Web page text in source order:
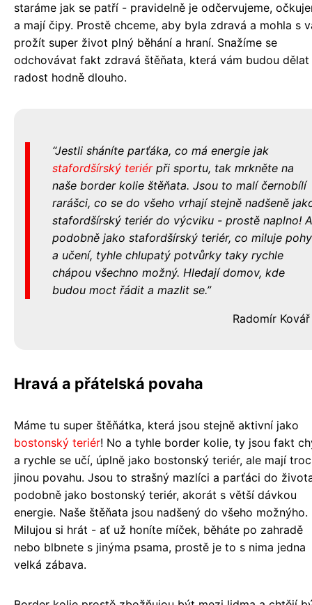
staráme jak se patří - pravidelně je odčervujeme,
a mají čipy. Prostě chceme, aby byla zdravá a mohla s
prožít super život plný běhání a hraní. Snažíme se
odchovávat fakt zdravá štěňata, která vám budou dělat
radost hodně dlouho.
Jestli sháníte parťáka, co má energie jak
stafordšírský teriérpři sportu, tak mrkněte na
naše border kolie štěňata. Jsou to malí černobílí
rarášci, co se do všeho vrhají stejně nadšeně
stafordšírský teriér do výcviku - prostě naplno! A
podobně jako stafordšírský teriér, co miluje
a učení, tyhle chlupatý potvůrky taky rychle
chápou všechno možný. Hledají domov, kde
budou moct řádit a mazlit se.
Radomír Kovář
Hravá a přátelská povaha
Máme tu super štěňátka, která jsou stejně aktivní jako
bostonský teriér! No a tyhle border kolie, ty jsou fakt
a rychle se učí, úplně jako bostonský teriér, ale mají
jinou povahu. Jsou to strašný mazlíci a parťáci do
podobně jako bostonský teriér, akorát s větší dávkou
energie. Naše štěňata jsou nadšený do všeho možnýho.
Milujou si hrát - ať už honíte míček, běháte po zahradě
nebo blbnete s jinýma psama, prostě je to s nima jedna
velká zábava.